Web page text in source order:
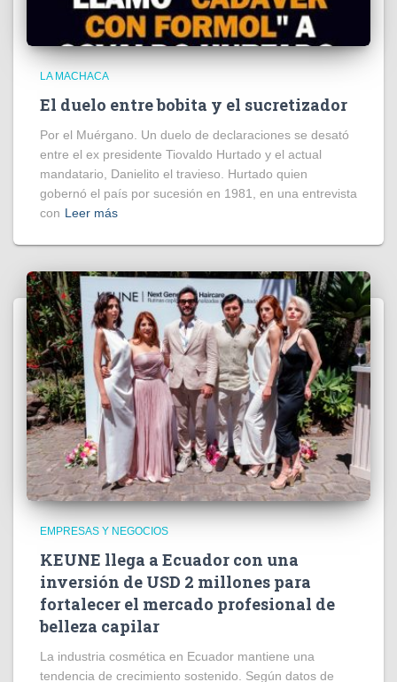
LA MACHACA
El duelo entre bobita y el sucretizador
Por el Muérgano. Un duelo de declaraciones se desató
entre el ex presidente Tiovaldo Hurtado y el actual
mandatario, Danielito el travieso. Hurtado quien
gobernó el país por sucesión en 1981, en una entrevista
con Leer más
EMPRESAS Y NEGOCIOS
KEUNE llega a Ecuador con una
inversión de USD 2 millones para
fortalecer el mercado profesional de
belleza capilar
La industria cosmética en Ecuador mantiene una
tendencia de crecimiento sostenido. Según datos de